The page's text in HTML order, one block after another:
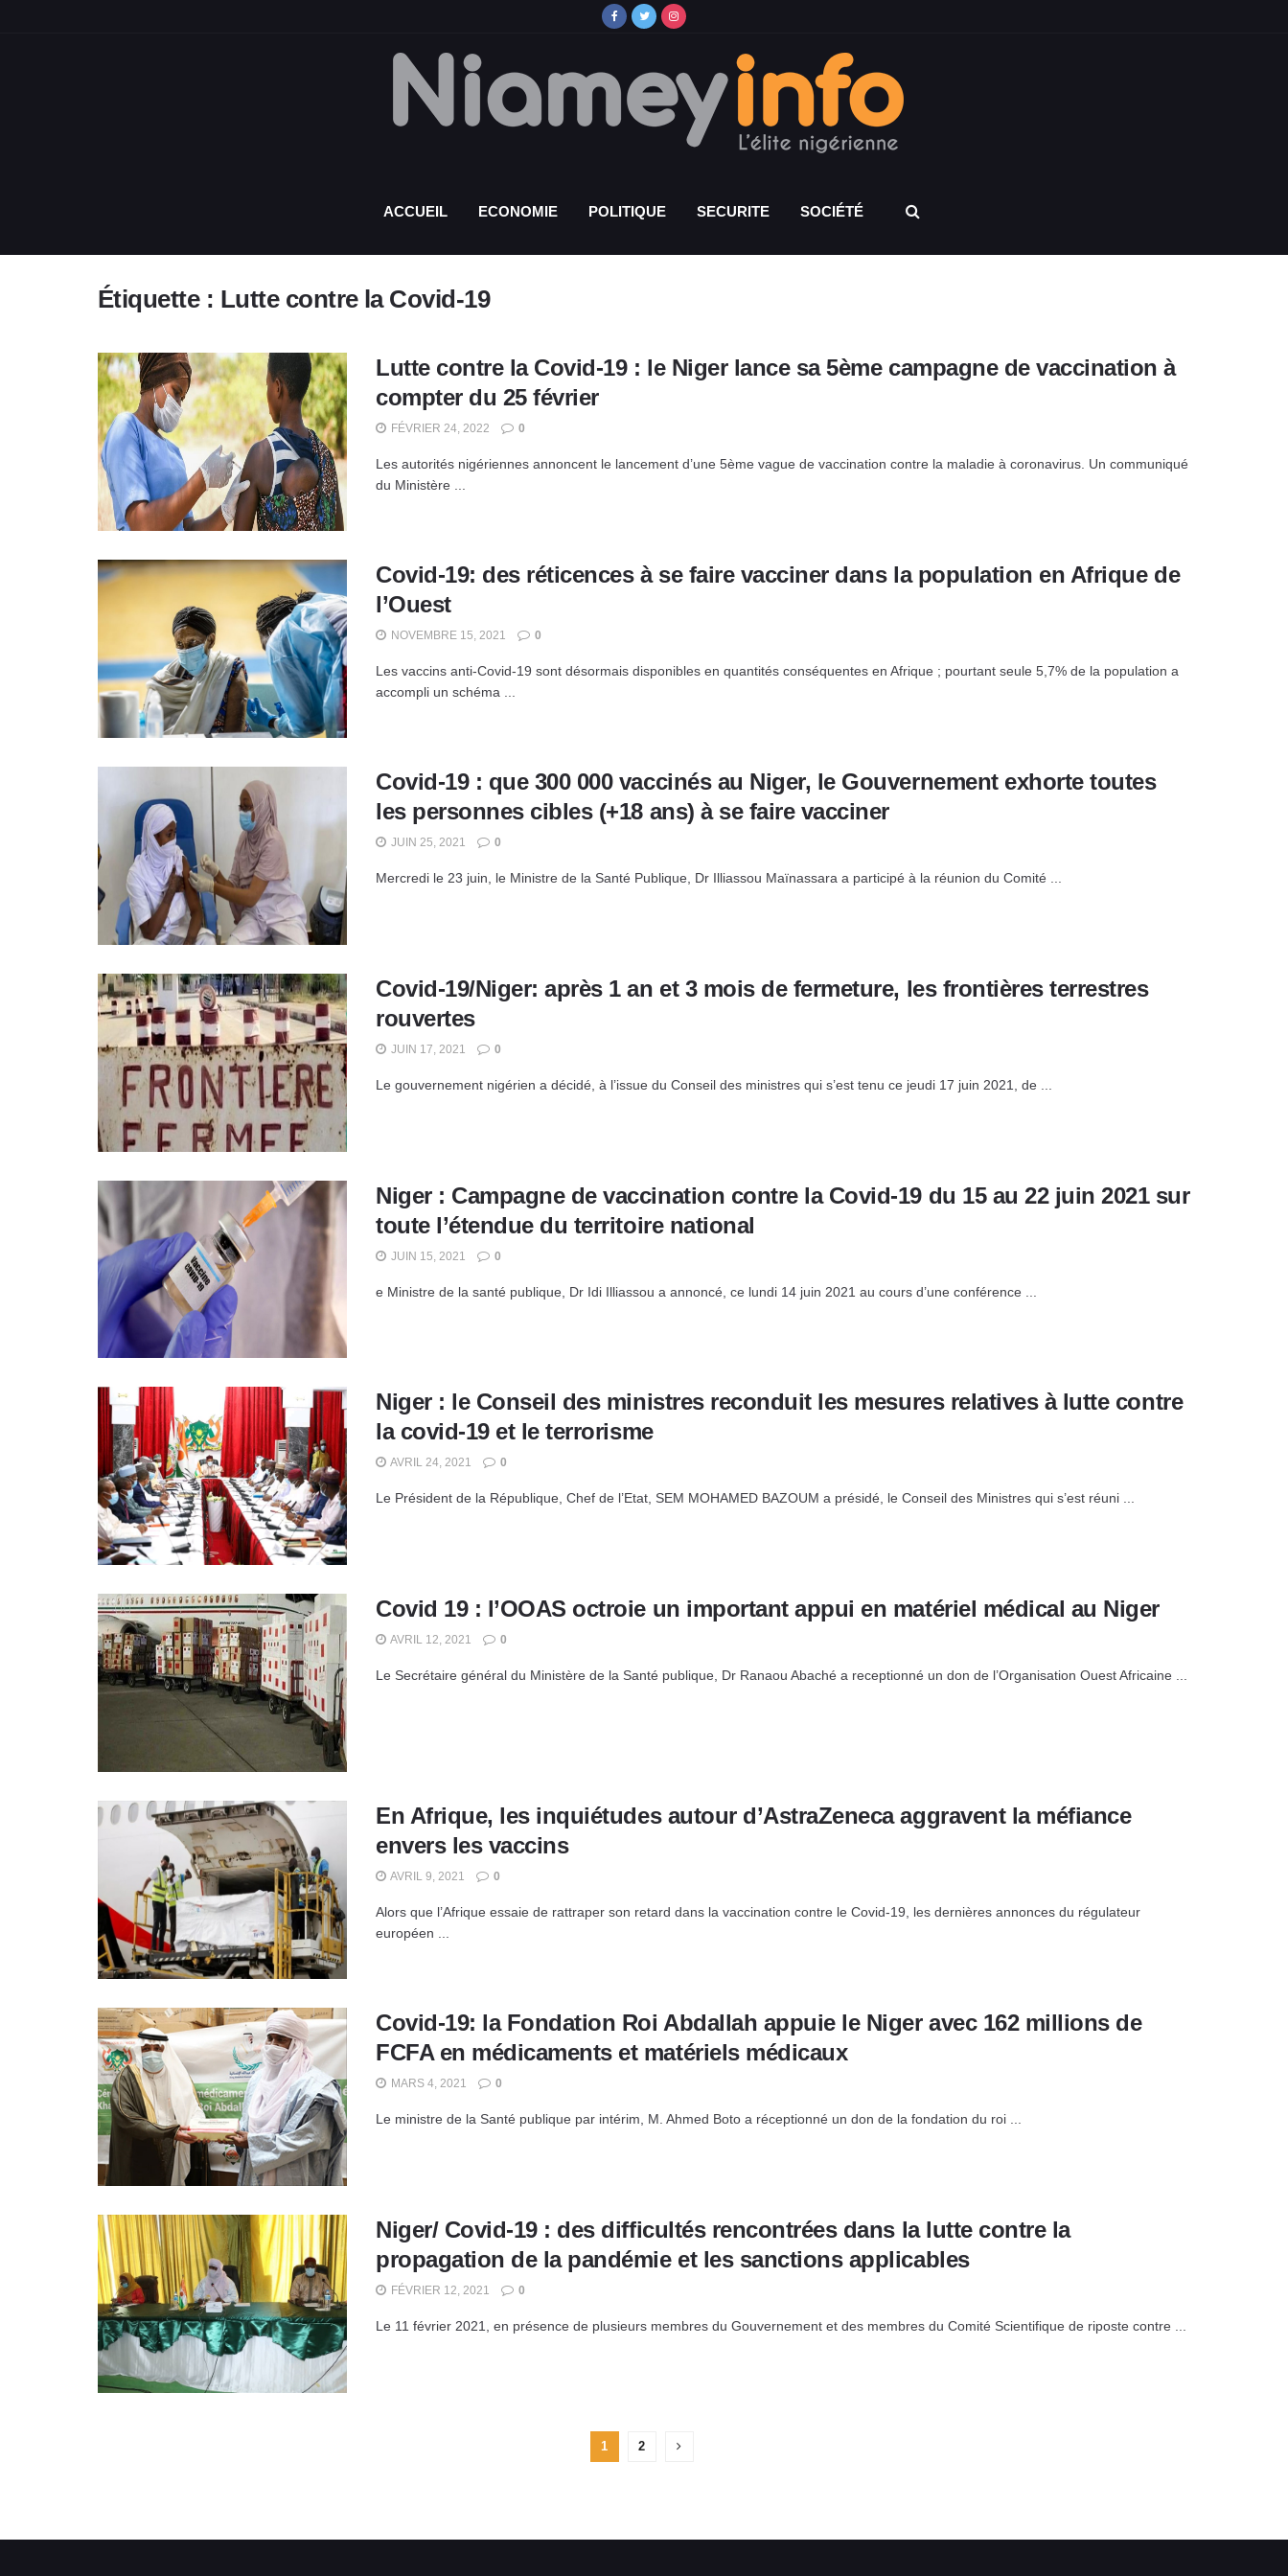
ACCUEIL ECONOMIE POLITIQUE SECURITE SOCIÉTÉ
Étiquette : Lutte contre la Covid-19
Lutte contre la Covid-19 : le Niger lance sa 5ème campagne de vaccination à
compter du 25 février
FÉVRIER 24, 2022 0
Les autorités nigériennes annoncent le lancement d’une 5ème vague de vaccination contre la maladie à coronavirus. Un communiqué
du Ministère ...
Covid-19: des réticences à se faire vacciner dans la population en Afrique de
l’Ouest
NOVEMBRE 15, 2021 0
Les vaccins anti-Covid-19 sont désormais disponibles en quantités conséquentes en Afrique ; pourtant seule 5,7% de la population a
accompli un schéma ...
Covid-19 : que 300 000 vaccinés au Niger, le Gouvernement exhorte toutes
les personnes cibles (+18 ans) à se faire vacciner
JUIN 25, 2021 0
Mercredi le 23 juin, le Ministre de la Santé Publique, Dr Illiassou Maïnassara a participé à la réunion du Comité ...
Covid-19/Niger: après 1 an et 3 mois de fermeture, les frontières terrestres
rouvertes
JUIN 17, 2021 0
Le gouvernement nigérien a décidé, à l’issue du Conseil des ministres qui s’est tenu ce jeudi 17 juin 2021, de ...
Niger : Campagne de vaccination contre la Covid-19 du 15 au 22 juin 2021 sur
toute l’étendue du territoire national
JUIN 15, 2021 0
e Ministre de la santé publique, Dr Idi Illiassou a annoncé, ce lundi 14 juin 2021 au cours d’une conférence ...
Niger : le Conseil des ministres reconduit les mesures relatives à lutte contre
la covid-19 et le terrorisme
AVRIL 24, 2021 0
Le Président de la République, Chef de l’Etat, SEM MOHAMED BAZOUM a présidé, le Conseil des Ministres qui s’est réuni ...
Covid 19 : l’OOAS octroie un important appui en matériel médical au Niger
AVRIL 12, 2021 0
Le Secrétaire général du Ministère de la Santé publique, Dr Ranaou Abaché a receptionné un don de l’Organisation Ouest Africaine ...
En Afrique, les inquiétudes autour d’AstraZeneca aggravent la méfiance
envers les vaccins
AVRIL 9, 2021 0
Alors que l’Afrique essaie de rattraper son retard dans la vaccination contre le Covid-19, les dernières annonces du régulateur
européen ...
Covid-19: la Fondation Roi Abdallah appuie le Niger avec 162 millions de
FCFA en médicaments et matériels médicaux
MARS 4, 2021 0
Le ministre de la Santé publique par intérim, M. Ahmed Boto a réceptionné un don de la fondation du roi ...
Niger/ Covid-19 : des difficultés rencontrées dans la lutte contre la
propagation de la pandémie et les sanctions applicables
FÉVRIER 12, 2021 0
Le 11 février 2021, en présence de plusieurs membres du Gouvernement et des membres du Comité Scientifique de riposte contre ...
1 2